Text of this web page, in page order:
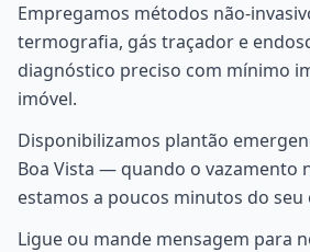
Empregamos métodos não-
termografia, gás traçador e
diagnóstico preciso com mínimo
imóvel.
Disponibilizamos plantão
Boa Vista — quando o vazamento
estamos a poucos minutos do seu
Ligue ou mande mensagem para